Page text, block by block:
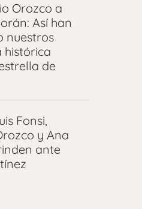
Orozco a
Así han
nuestros
histórica
de
Fonsi,
y Ana
ante